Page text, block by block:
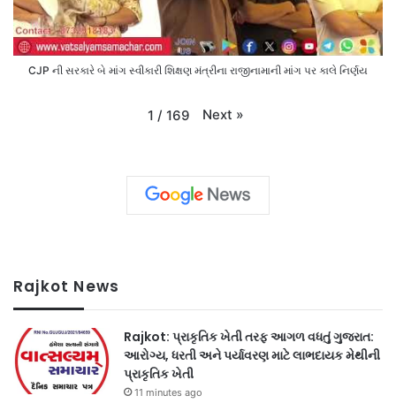
CJP ની સરકારે બે માંગ સ્વીકારી શિક્ષણ મંત્રીના રાજીનામાની માંગ પર કાલે નિર્ણય
1 / 169 Next »
Rajkot News
Rajkot: પ્રાકૃતિક ખેતી તરફ આગળ વધતું ગુજરાત:
આરોગ્ય, ધરતી અને પર્યાવરણ માટે લાભદાયક મેથીની
પ્રાકૃતિક ખેતી
11 minutes ago